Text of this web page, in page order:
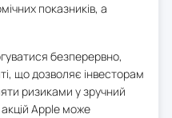
показників, а
безперервно,
що дозволяє інвесторам
ризиками у зручний
Apple може